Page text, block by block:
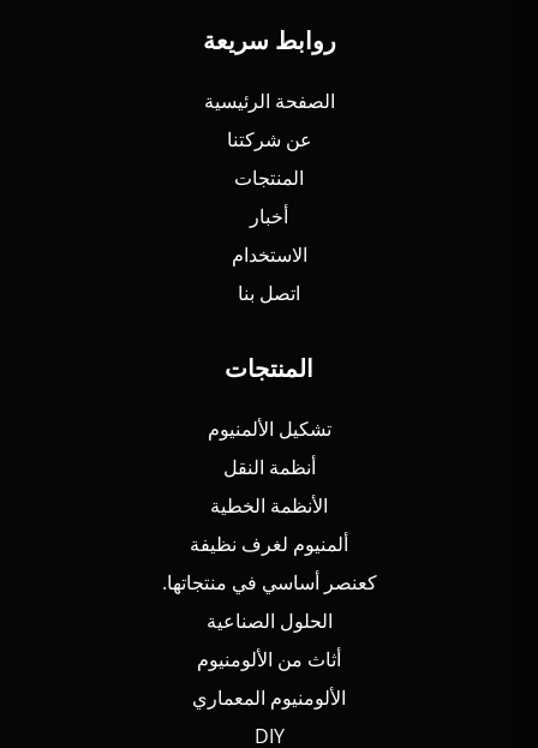
روابط سريعة
الصفحة الرئيسية
عن شركتنا
المنتجات
أخبار
الاستخدام
اتصل بنا
المنتجات
تشكيل الألمنيوم
أنظمة النقل
الأنظمة الخطية
ألمنيوم لغرف نظيفة
كعنصر أساسي في منتجاتها.
الحلول الصناعية
أثاث من الألومنيوم
الألومنيوم المعماري
DIY